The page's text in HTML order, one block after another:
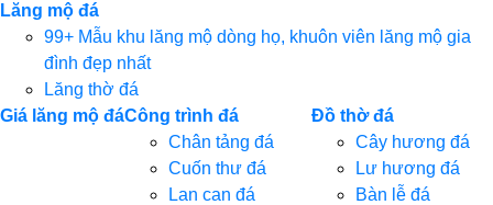
Lăng mộ đá
99+ Mẫu khu lăng mộ dòng họ, khuôn viên lăng mộ gia
đình đẹp nhất
Lăng thờ đá
Giá lăng mộ đáCông trình đá
Chân tảng đá
Cuốn thư đá
Lan can đá
Đồ thờ đá
Cây hương đá
Lư hương đá
Bàn lễ đá